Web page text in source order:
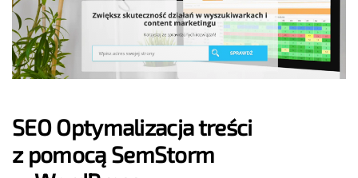
SEO Optymalizacja treści
z pomocą SemStorm